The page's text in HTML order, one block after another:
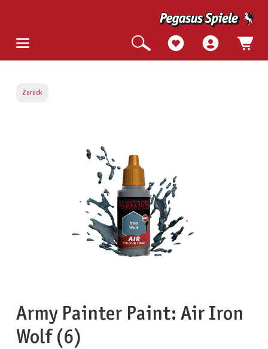
Zurück
Army Painter Paint: Air Iron
Wolf (6)